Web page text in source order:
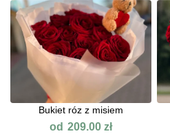
Bukiet róz z misiem
od 209.00 zł